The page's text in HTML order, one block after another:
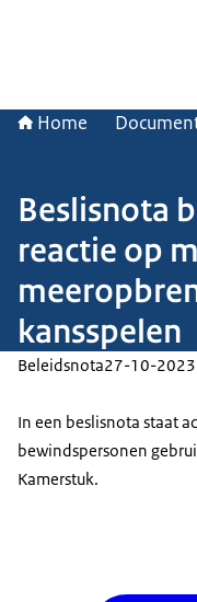
Home
Beslisnota
reactie op
kansspelen
Beleidsnota27-10-2023
In een beslisnota staat
bewindspersonen
Kamerstuk.